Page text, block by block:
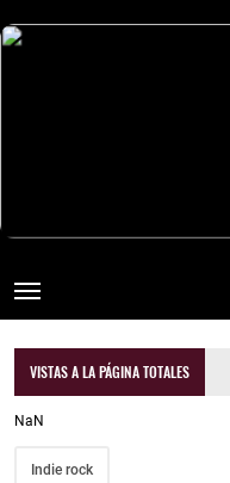
VISTAS A LA PÁGINA TOTALES
NaN
Indie rock